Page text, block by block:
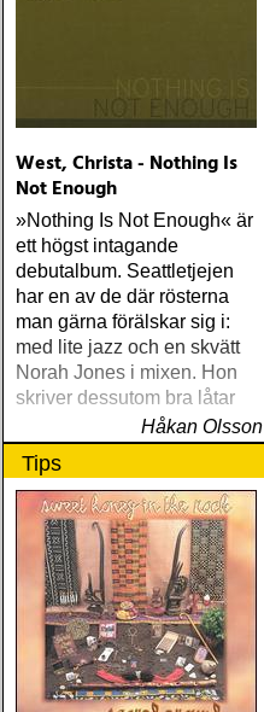
West, Christa - Nothing Is
Not Enough
»Nothing Is Not Enough« är
ett högst intagande
debutalbum. Seattletjejen
har en av de där rösterna
man gärna förälskar sig i:
med lite jazz och en skvätt
Norah Jones i mixen. Hon
skriver dessutom bra låtar
Håkan Olsson
Tips